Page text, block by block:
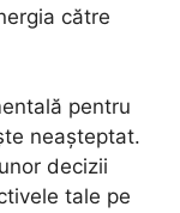
către
pentru
neașteptat.
decizii
tale pe